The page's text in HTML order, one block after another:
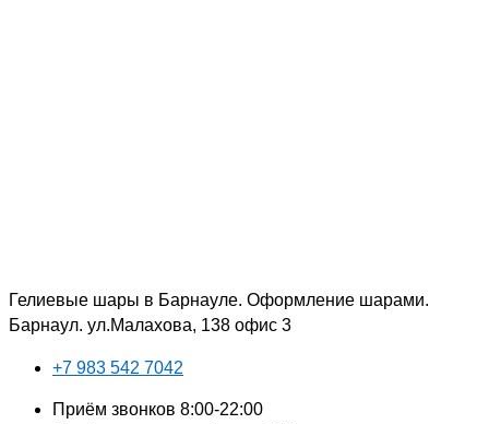
Гелиевые шары в Барнауле. Оформление шарами.
Барнаул. ул.Малахова, 138 офис 3
+7 983 542 7042
Приём звонков 8:00-22:00